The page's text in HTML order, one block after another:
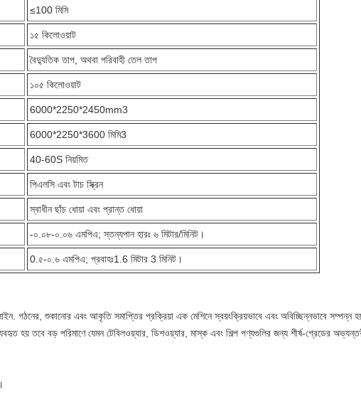
≤100 মিমি
১৫ কিলোওয়াট
বৈদ্যুতিক তাপ, অথবা পরিবাহী তেল তাপ
১০৫ কিলোওয়াট
6000*2250*2450mm3
6000*2250*3600 মিমি3
40-60S নিয়মিত
পিএলসি এবং টাচ স্ক্রিন
স্বাধীন ছাঁচ ধোয়া এবং প্রান্ত ধোয়া
-০.০৮-০.০৬ এমপিএ; স্তন্যপান হারঃ ৬ মিটার/মিনিট।
0.৫-০.৬ এমপিএ; প্রবাহঃ1.6 মিটার 3 মিনিট।
গঠনের, শুকানোর এবং আকৃতি সমাপ্তির প্রক্রিয়া এক মেশিনে স্বয়ংক্রিয়ভাবে এবং অবিচ্ছিন্নভাবে সম্পন্ন
হয় তবে বড় পরিমাণে যেমন টেবিলওয়্যার, ডিশওয়্যার, মাস্ক এবং শিল্প পণ্যগুলির জন্য শীর্ষ-গ্রেডের